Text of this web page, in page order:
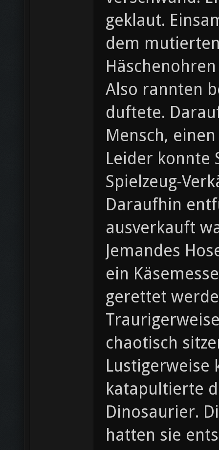
geklaut.
dem
Also rannten
duftete.
Mensch,
Leider konnte
Spielzeug-
Daraufhin
ausverkauft
Jemandes
ein
gerettet
chaotisch
Lustigerweise
katapultierte
Dinosaurier.
hatten sie